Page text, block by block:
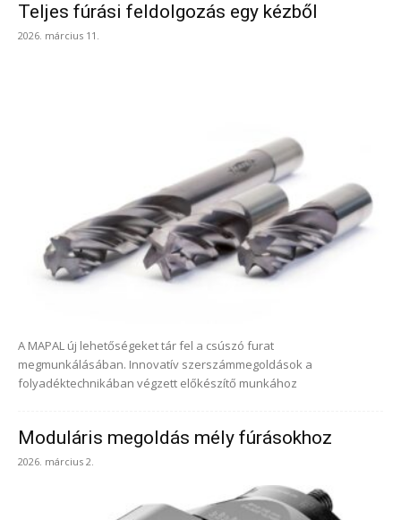
Teljes fúrási feldolgozás egy kézből
2026. március 11.
A MAPAL új lehetőségeket tár fel a csúszó furat
megmunkálásában. Innovatív szerszámmegoldások a
folyadéktechnikában végzett előkészítő munkához
Moduláris megoldás mély fúrásokhoz
2026. március 2.